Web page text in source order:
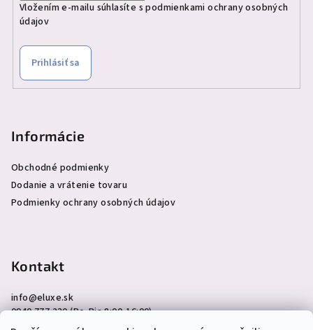
Vložením e-mailu súhlasíte spodmienkami ochrany osobných
údajov
Prihlásiť sa
Informácie
Obchodné podmienky
Dodanie a vrátenie tovaru
Podmienky ochrany osobných údajov
Kontakt
info@eluxe.sk
0940 777 230 (Po-Pia 8:00-16:00)